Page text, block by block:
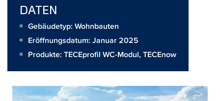
DATEN
Gebäudetyp: Wohnbauten
Eröffnungsdatum: Januar 2025
Produkte: TECEprofil WC-Modul,TECEnow